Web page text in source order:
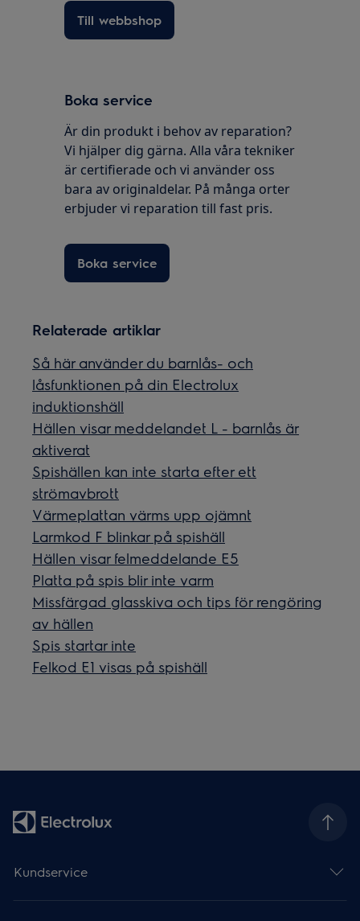
Till webbshop
Boka service
Är din produkt i behov av reparation?
Vi hjälper dig gärna. Alla våra tekniker
är certifierade och vi använder oss
bara av originaldelar. På många orter
erbjuder vi reparation till fast pris.
Boka service
Relaterade artiklar
Så här använder du barnlås- och
låsfunktionen på din Electrolux
induktionshäll
Hällen visar meddelandet L - barnlås är
aktiverat
Spishällen kan inte starta efter ett
strömavbrott
Värmeplattan värms upp ojämnt
Larmkod F blinkar på spishäll
Hällen visar felmeddelande E5
Platta på spis blir inte varm
Missfärgad glasskiva och tips för rengöring
av hällen
Spis startar inte
Felkod E1 visas på spishäll
Kundservice